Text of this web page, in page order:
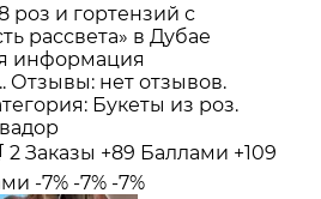
роз и гортензий с
рассвета» в Дубае
информация
Отзывы: нет отзывов.
Букеты из роз.
2 Заказы +89 Баллами +109
-7% -7% -7%